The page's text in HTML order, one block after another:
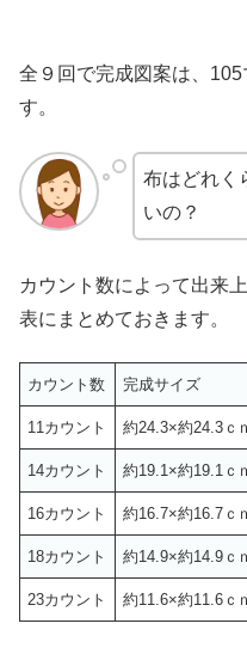
全９回で完成図案は、
す。
布はどれく
いの？
カウント数によって出来
表にまとめておきます。
カウント数 完成サイズ
11カウント 約24.3×約24.3ｃ
14カウント 約19.1×約19.1ｃ
16カウント 約16.7×約16.7ｃ
18カウント 約14.9×約14.9ｃ
23カウント 約11.6×約11.6ｃ